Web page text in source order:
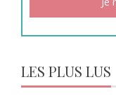
LES PLUS LUS